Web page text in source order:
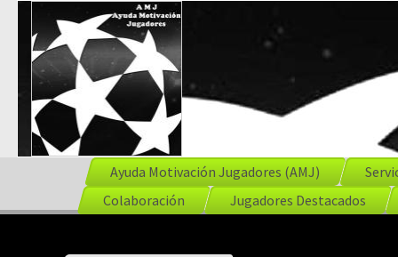
Ayuda Motivación Jugadores (AMJ)
Colaboración
Jugadores Destacados